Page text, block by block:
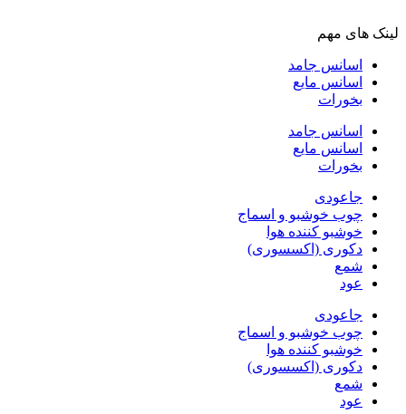
لینک های مهم
اسانس جامد
اسانس مایع
بخورات
اسانس جامد
اسانس مایع
بخورات
جاعودی
چوب خوشبو و اسماج
خوشبو کننده هوا
دکوری (اکسسوری)
شمع
عود
جاعودی
چوب خوشبو و اسماج
خوشبو کننده هوا
دکوری (اکسسوری)
شمع
عود